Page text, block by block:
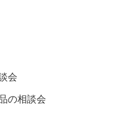
会
の相談会